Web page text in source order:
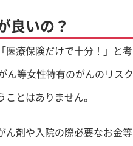
良いの？
医療保険だけで十分！」と
ん等女性特有のがんのリス
とはありません。
ん剤や入院の際必要なお金